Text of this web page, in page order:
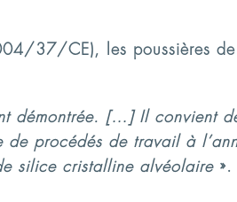
37/CE), les poussières
démontrée. […] Il convient
de procédés de travail à
silice cristalline alvéolaire».